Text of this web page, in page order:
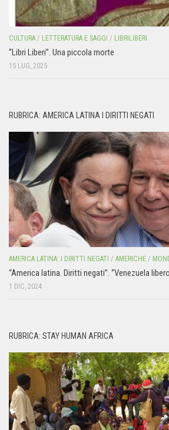
CULTURA / LETTERATURA E SAGGI / LIBRILIBERI
“Libri Liberi”. Una piccola morte
15 LUG, 2025
RUBRICA: AMERICA LATINA I DIRITTI NEGATI
AMERICA LATINA: I DIRITTI NEGATI / AMERICHE /
“America latina. Diritti negati”. “Venezuela
1 DIC, 2024
RUBRICA: STAY HUMAN AFRICA